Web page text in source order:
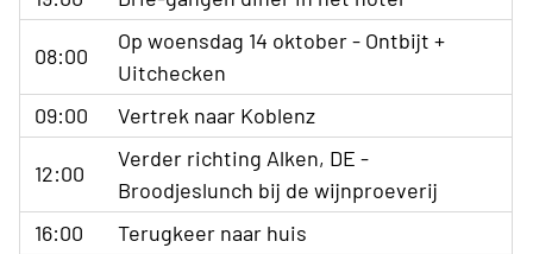
08:00
Op woensdag 14 oktober - Ontbijt +
Uitchecken
09:00
Vertrek naar Koblenz
12:00
Verder richting Alken, DE -
Broodjeslunch bij de wijnproeverij
16:00
Terugkeer naar huis